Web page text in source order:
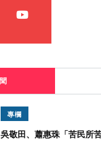
專欄
吳敬田、蕭惠珠「苦民所